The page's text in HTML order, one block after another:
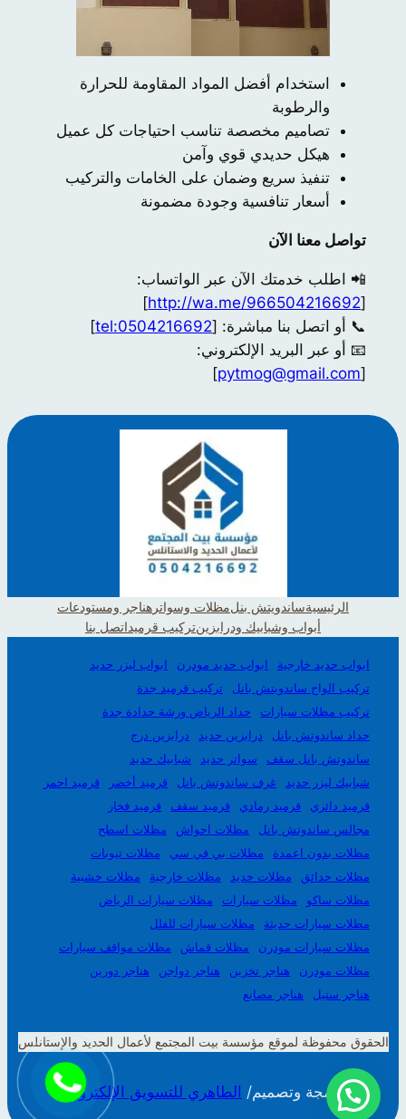
استخدام أفضل المواد المقاومة للحرارة
والرطوبة
تصاميم مخصصة تناسب احتياجات كل عميل
هيكل حديدي قوي وآمن
تنفيذ سريع وضمان على الخامات والتركيب
أسعار تنافسية وجودة مضمونة
تواصل معنا الآن
📲 اطلب خدمتك الآن عبر الواتساب:
[
http://wa.me/966504216692
]
📞 أو اتصل بنا مباشرة: [tel:0504216692
]
📧 أو عبر البريد الإلكتروني:
[
pytmog@gmail.com
]
الرئيسيةساندويتش بنلمظلات وسواتر هناجر ومستودعات
أبواب وشبابيك ودرابزينتركيب قرميداتصل بنا
ابواب حديد خارجية ابواب حديد مودرن
ابواب ليزر حديد
تركيب الواح ساندويتش بانل
تركيب قرميد جدة
تركيب مظلات سيارات
حداد الرياض ورشة حدادة جدة
حداد ساندوتش بانل
درابزين حديد
درابزين درج
ساندوتش بانل سقف
سواتر حديد
شبابيك حديد
شبابيك ليزر حديد
غرف ساندوتش بانل قرميد أخضر
قرميد احمر
قرميد دائري
قرميد رمادي قرميد سقف
قرميد فخار
مجالس ساندوتش بانل
مظلات احواش
مظلات اسطح
مظلات بدون اعمدة
مظلات بي في سي
مظلات تيوبات
مظلات حدائق
مظلات حديد مظلات خارجية
مظلات خشبية
مظلات ساكو
مظلات سيارات
مظلات سيارات الرياض
مظلات سيارات حديثة
مظلات سيارات للفلل
مظلات سيارات مودرن
مظلات قماش
مظلات مواقف سيارات
مظلات مودرن
هناجر تخزين هناجر دواجن
هناجر دورين
هناجر ستيل
هناجر مصانع
الحقوق محفوظة لموقع مؤسسة بيت المجتمع لأعمال الحديد والإستانلس
برمجة وتصميم/ الطاهري للتسويق الإلكتروني